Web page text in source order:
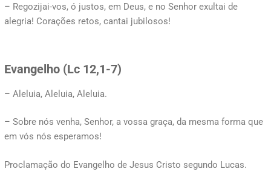
– Regozijai-vos, ó justos, em Deus, e no Senhor exultai de
alegria! Corações retos, cantai jubilosos!
Evangelho (Lc 12,1-7)
– Aleluia, Aleluia, Aleluia.
– Sobre nós venha, Senhor, a vossa graça, da mesma forma que
em vós nós esperamos!
Proclamação do Evangelho de Jesus Cristo segundo Lucas.